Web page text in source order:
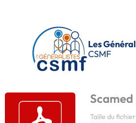
Les
CSMF
Taille du